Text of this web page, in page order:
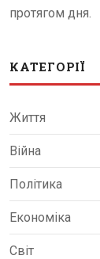
протягом дня.
КАТЕГОРІЇ
Життя
Війна
Політика
Економіка
Світ